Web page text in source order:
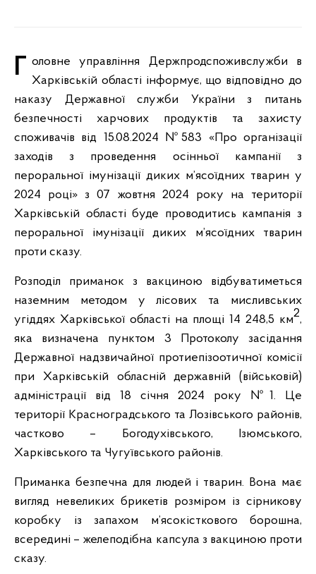
Головне управління Держпродспоживслужби в Харківській області інформує, що відповідно до
наказу Державної служби України з питань
безпечності харчових продуктів та захисту
споживачів від 15.08.2024 №583 «Про організації
заходів з проведення осінньої кампанії з
пероральної імунізації диких м’ясоїдних тварин у
2024 році» з 07 жовтня 2024 року на території
Харківській області буде проводитись кампанія з
пероральної імунізації диких м’ясоїдних тварин
проти сказу.
Розподіл приманок з вакциною відбуватиметься
наземним методом у лісових та мисливських
угіддях Харківської області на площі 14 248,5 км2,
яка визначена пунктом 3 Протоколу засідання
Державної надзвичайної протиепізоотичної комісії
при Харківській обласній державній (військовій)
адміністрації від 18 січня 2024 року №1. Це
території Красноградського та Лозівського районів,
частково – Богодухівського, Ізюмського,
Харківського та Чугуївського районів.
Приманка безпечна для людей і тварин. Вона має
вигляд невеликих брикетів розміром із сірникову
коробку із запахом м’ясокісткового борошна,
всередині – желеподібна капсула з вакциною проти
сказу.